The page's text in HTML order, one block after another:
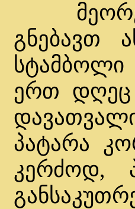
მეორე
გნებავთ
ერთ დღეც
პატარა
კერძოდ,